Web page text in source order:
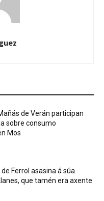
de Verán participan
sobre consumo
Mos
de Ferrol asasina á súa
que tamén era axente